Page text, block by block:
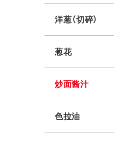
洋葱（切碎）
葱花
炒面酱汁
色拉油